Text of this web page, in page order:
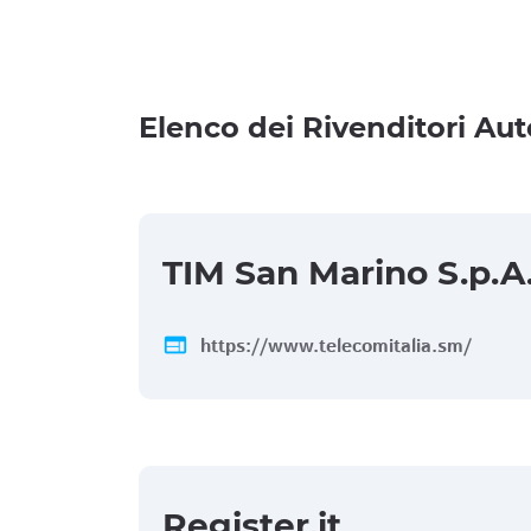
Elenco dei Rivenditori
TIM San Marino
web https://www.telecomitalia.sm/